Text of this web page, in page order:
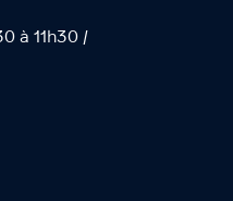
à 11h30 /